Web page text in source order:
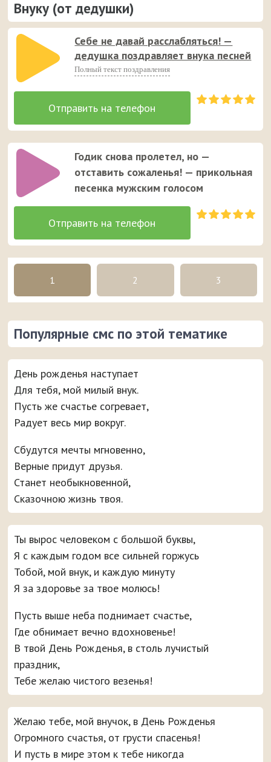
Внуку (от дедушки)
Себе не давай расслабляться! —
дедушка поздравляет внука песней
Полный текст поздравления
Годик снова пролетел, но —
отставить сожаленья! — прикольная
песенка мужским голосом
1 2 3
Популярные смс по этой тематике
День рожденья наступает
Для тебя, мой милый внук.
Пусть же счастье согревает,
Радует весь мир вокруг.
Сбудутся мечты мгновенно,
Верные придут друзья.
Станет необыкновенной,
Сказочною жизнь твоя.
Ты вырос человеком с большой буквы,
Я с каждым годом все сильней горжусь
Тобой, мой внук, и каждую минуту
Я за здоровье за твое молюсь!
Пусть выше неба поднимает счастье,
Где обнимает вечно вдохновенье!
В твой День Рожденья, в столь лучистый
праздник,
Тебе желаю чистого везенья!
Желаю тебе, мой внучок, в День Рожденья
Огромного счастья, от грусти спасенья!
И пусть в мире этом к тебе никогда